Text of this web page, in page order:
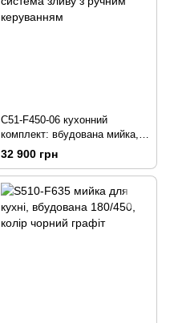
C51-F450-06 кухонний
комплект: вбудована мийка,
змішувач для кухні, sBox,
система зливу з ручним
керуванням
32 900 грн